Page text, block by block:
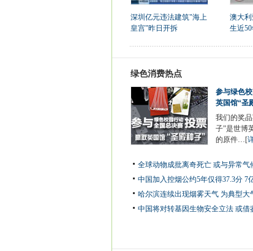
深圳亿元违法建筑"海上
皇宫"昨日开拆
澳大
生近
绿色消费热点
参与绿色
英国馆“圣
我们的奖
子”是世博
的原件…[
全球动物成批离奇死亡 或与异常气
中国加入控烟公约5年仅得37.3分 7
哈尔滨连续出现烟雾天气 为典型大
中国将对转基因生物安全立法 或借